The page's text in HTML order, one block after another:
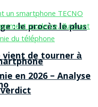
: le procès le plus
vient de tourner à
en 2026 – Analyse